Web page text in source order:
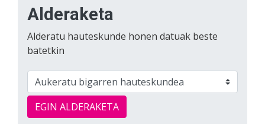
Alderaketa
Alderatu hauteskunde honen datuak beste
batetkin
EGIN ALDERAKETA